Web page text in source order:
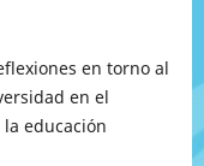
en torno al
en el
educación